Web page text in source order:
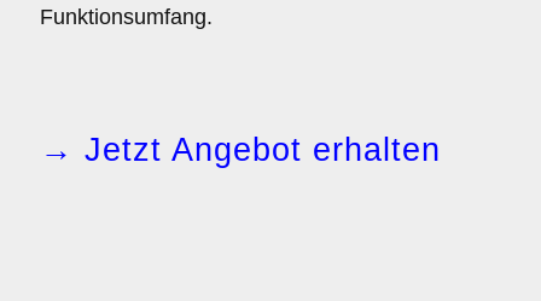
Funktionsumfang.
→ Jetzt Angebot erhalten